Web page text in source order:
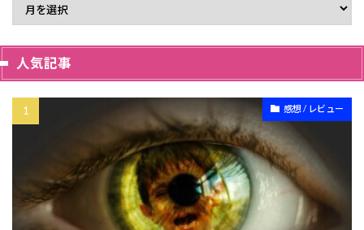
人気記事
感想 / レビュー